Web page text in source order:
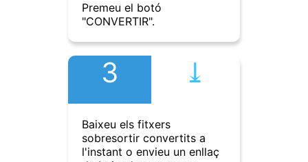
Premeu el botó
"CONVERTIR".
3 ⤓︎
Baixeu els fitxers
sobresortir convertits a
l'instant o envieu un enllaç